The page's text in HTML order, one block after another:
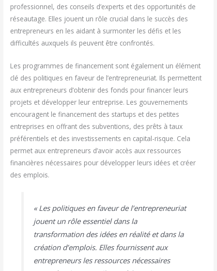
professionnel, des conseils d’experts et des opportunités de
réseautage. Elles jouent un rôle crucial dans le succès des
entrepreneurs en les aidant à surmonter les défis et les
difficultés auxquels ils peuvent être confrontés.
Les programmes de financement sont également un élément
clé des politiques en faveur de l’entrepreneuriat. Ils permettent
aux entrepreneurs d’obtenir des fonds pour financer leurs
projets et développer leur entreprise. Les gouvernements
encouragent le financement des startups et des petites
entreprises en offrant des subventions, des prêts à taux
préférentiels et des investissements en capital-risque. Cela
permet aux entrepreneurs d’avoir accès aux ressources
financières nécessaires pour développer leurs idées et créer
des emplois.
« Les politiques en faveur de l’entrepreneuriat
jouent un rôle essentiel dans la
transformation des idées en réalité et dans la
création d’emplois. Elles fournissent aux
entrepreneurs les ressources nécessaires